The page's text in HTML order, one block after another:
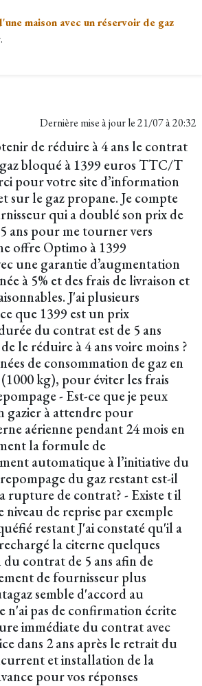
maison avec un réservoir de gaz
Dernière mise à jour le21/07 à 20:32
de réduire à 4 ans le contrat
bloqué à 1399 euros TTC/T
pour votre site d’information
sur le gaz propane. Je compte
qui a doublé son prix de
ans pour me tourner vers
offre Optimo à 1399
une garantie d’augmentation
à 5% et des frais de livraison et
J'ai plusieurs
que 1399 est un prix
du contrat est de 5 ans
le réduire à 4 ans voire moins ?
de consommation de gaz en
kg), pour éviter les frais
- Est-ce que je peux
gazier à attendre pour
aérienne pendant 24 mois en
la formule de
automatique à l’initiative du
du gaz restant est-il
rupture de contrat? - Existe t il
niveau de reprise par exemple
restant J'ai constaté qu'il a
la citerne quelques
contrat de 5 ans afin de
de fournisseur plus
semble d'accord au
n'ai pas de confirmation écrite
immédiate du contrat avec
dans 2 ans après le retrait du
et installation de la
pour vos réponses